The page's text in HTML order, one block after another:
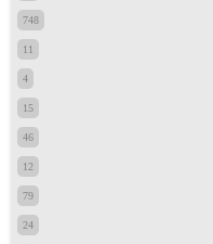
748
11
4
15
46
12
79
24